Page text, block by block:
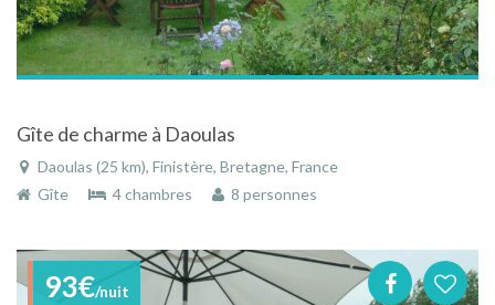
Gîte de charme à Daoulas
Daoulas (25 km), Finistère, Bretagne, France
Gîte
4 chambres 8 personnes
93€/nuit